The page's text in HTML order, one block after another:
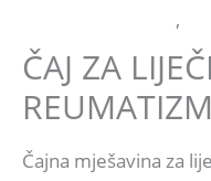
,
ČAJ ZA
Čajna mješavina za